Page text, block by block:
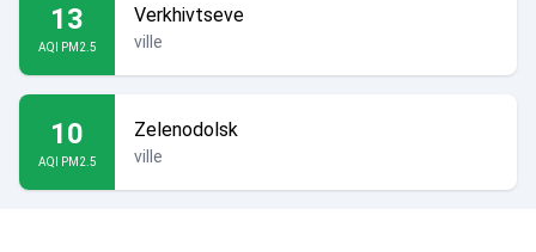
13
AQI PM2.5
Verkhivtseve
ville
10
AQI PM2.5
Zelenodolsk
ville